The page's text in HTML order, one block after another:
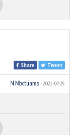
Share Tweet
N.Nbctliams - 2022-07-29